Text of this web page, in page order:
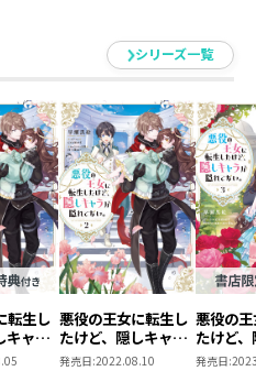
のだよ？」強力なライバル
れない！ 無垢な王女と腹
ンタジー第３弾！
イズ第２話試し読みを特別
しました。
出ることになり、
ます(笑)
みください！
シリーズ一覧
転生し
キャラ
悪役の王女に転生し
たけど、隠しキャラ
が隠れてない。2
発売日:2022.08.10
悪役の
たけど
が隠れ
発売日: